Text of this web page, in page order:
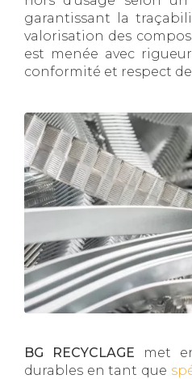
garantissant la
valorisation des
est menée avec
conformité et respect
BG RECYCLAGE met
durables en tant que